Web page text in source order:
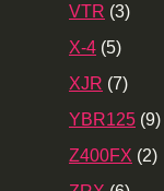
VTR (3)
X-4 (5)
XJR (7)
YBR125 (9)
Z400FX (2)